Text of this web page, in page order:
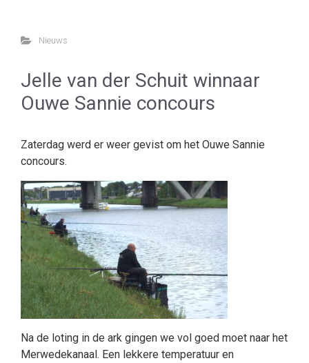
Nieuws
Jelle van der Schuit winnaar
Ouwe Sannie concours
Zaterdag werd er weer gevist om het Ouwe Sannie
concours.
Na de loting in de ark gingen we vol goed moet naar het
Merwedekanaal. Een lekkere temperatuur en